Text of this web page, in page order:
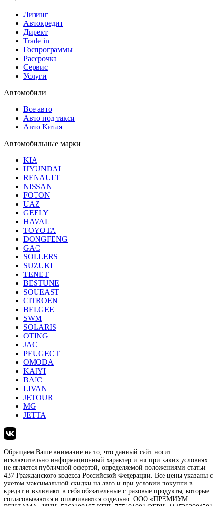
Лизинг
Автокредит
Директ
Trade-in
Госпрограммы
Рассрочка
Сервис
Услуги
Автомобили
Все авто
Авто под такси
Авто Китая
Автомобильные марки
KIA
HYUNDAI
RENAULT
NISSAN
FOTON
UAZ
GEELY
HAVAL
TOYOTA
DONGFENG
GAC
SOLLERS
SUZUKI
TENET
BESTUNE
SOUEAST
CITROEN
BELGEE
SWM
SOLARIS
OTING
JAC
PEUGEOT
OMODA
KAIYI
BAIC
LIVAN
JETOUR
MG
JETTA
Обращаем Ваше внимание на то, что данный сайт носит
исключительно информационный характер и ни при каких условиях
не является публичной офертой, определяемой положениями статьи
437 Гражданского кодекса Российской Федерации. Все цены указаны с
учетом максимальной скидки на авто и при условии покупки в
кредит и включают в себя обязательные страховые продукты, которые
согласовываются и оплачиваются отдельно. ООО «ПРЕМИУМ